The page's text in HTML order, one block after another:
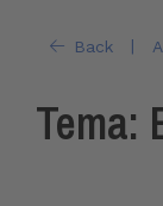
Back |
Tema: